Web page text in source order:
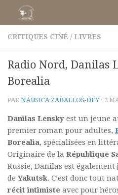
Skip to content
CRITIQUES CINÉ / LIVRES
Radio Nord, Danilas
Borealia
PAR NAUSICA ZABALLOS-DEY · 2
Danilas Lensky est un jeune
premier roman pour adultes,
Borealia, spécialisées en
Originaire de la République
Russie, Danilas est également
de Yakutsk. C’est donc tout
récit intimiste avec pour